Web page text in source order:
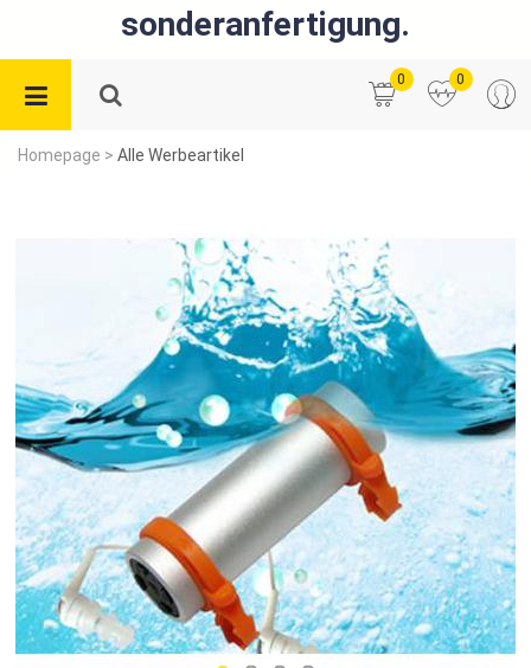
sonderanfertigung.
0 0
Homepage > Alle Werbeartikel